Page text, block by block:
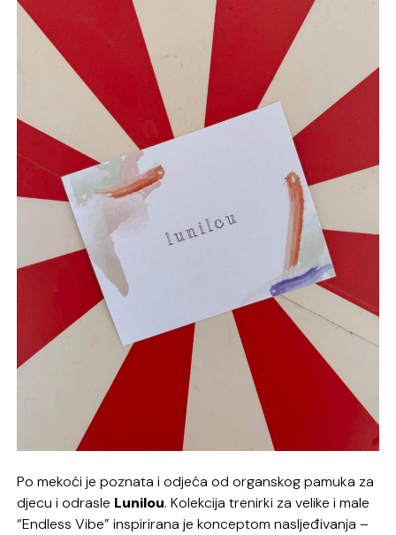
Po mekoći je poznata i odjeća od organskog pamuka za
djecu i odrasle Lunilou. Kolekcija trenirki za velike i male
“Endless Vibe” inspirirana je konceptom nasljeđivanja –